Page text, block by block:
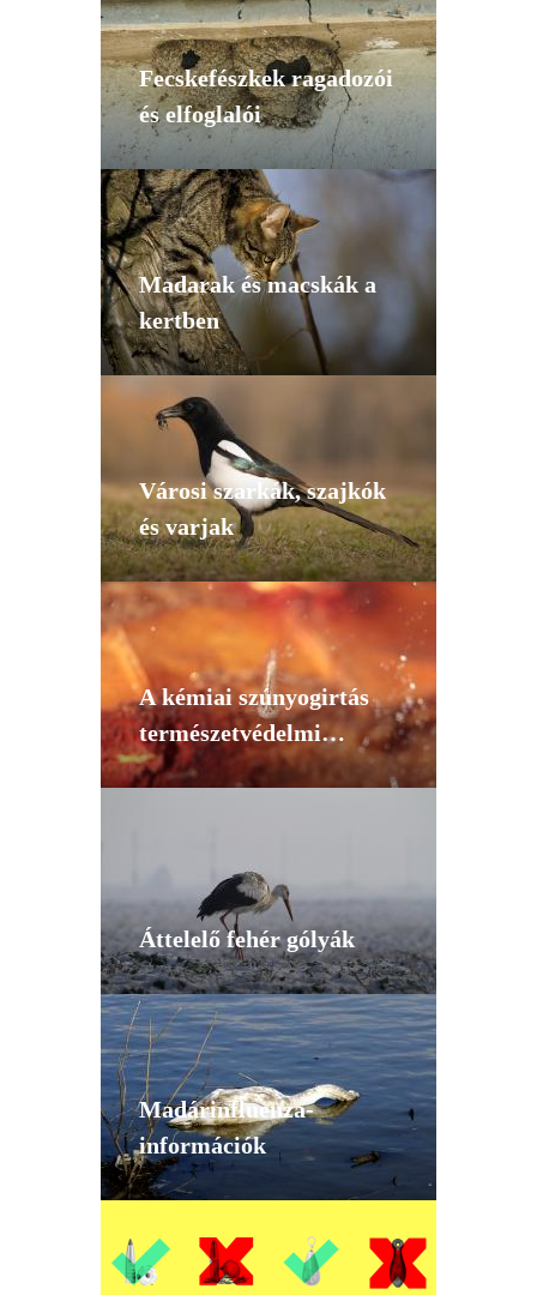
Fecskefészkek ragadozói
és elfoglalói
Madarak és macskák a
kertben
Városi szarkák, szajkók
és varjak
A kémiai szúnyogirtás
természetvédelmi
kockázatai
Áttelelő fehér gólyák
Madárinfluenza-
információk